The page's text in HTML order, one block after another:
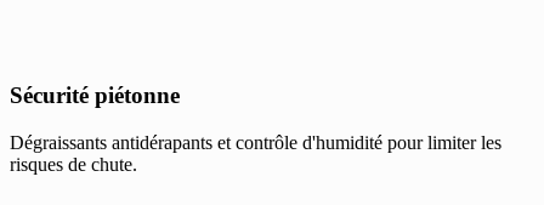
Sécurité piétonne
Dégraissants antidérapants et contrôle d'humidité pour limiter les
risques de chute.